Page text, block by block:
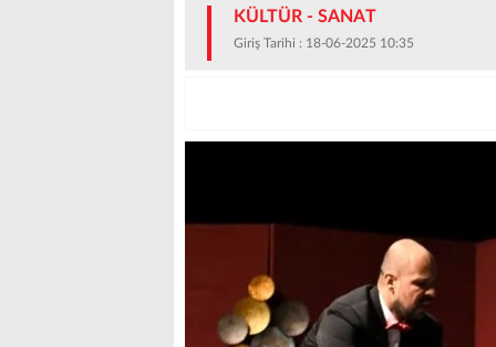
KÜLTÜR - SANAT
Giriş Tarihi : 18-06-2025 10:35